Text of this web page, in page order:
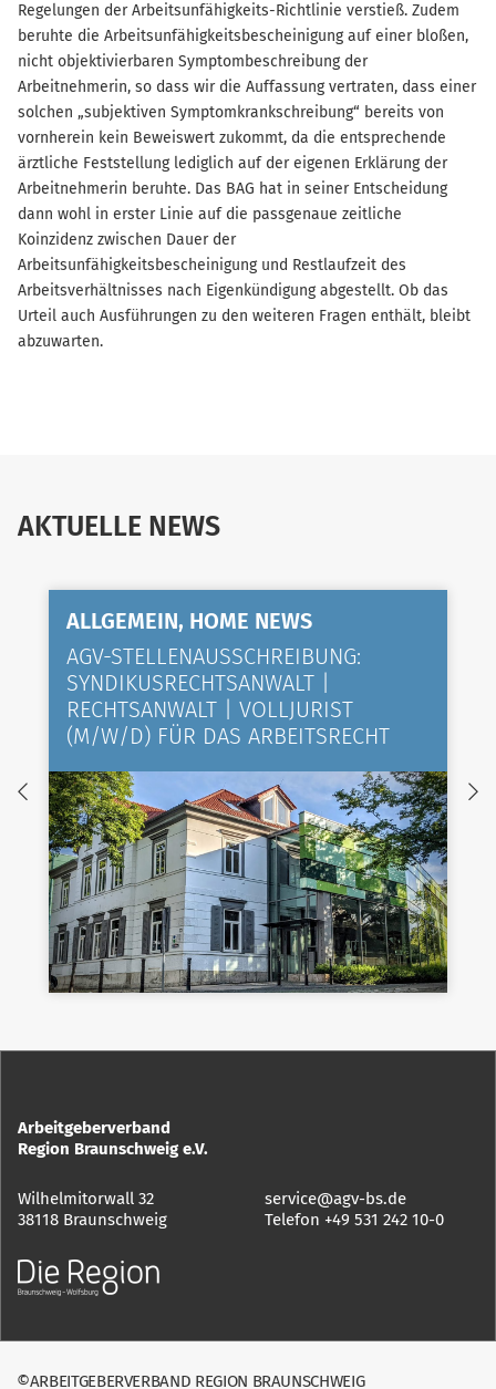
Regelungen der Arbeitsunfähigkeits-Richtlinie verstieß. Zudem
beruhte die Arbeitsunfähigkeitsbescheinigung auf einer bloßen,
nicht objektivierbaren Symptombeschreibung der
Arbeitnehmerin, so dass wir die Auffassung vertraten, dass einer
solchen „subjektiven Symptomkrankschreibung“ bereits von
vornherein kein Beweiswert zukommt, da die entsprechende
ärztliche Feststellung lediglich auf der eigenen Erklärung der
Arbeitnehmerin beruhte. Das BAG hat in seiner Entscheidung
dann wohl in erster Linie auf die passgenaue zeitliche
Koinzidenz zwischen Dauer der
Arbeitsunfähigkeitsbescheinigung und Restlaufzeit des
Arbeitsverhältnisses nach Eigenkündigung abgestellt. Ob das
Urteil auch Ausführungen zu den weiteren Fragen enthält, bleibt
abzuwarten.
AKTUELLE NEWS
ALLGEMEIN, HOME NEWS
AGV-STELLENAUSSCHREIBUNG:
SYNDIKUSRECHTSANWALT |
RECHTSANWALT | VOLLJURIST
(M/W/D) FÜR DAS ARBEITSRECHT
Arbeitgeberverband
Region Braunschweig e.V.
Wilhelmitorwall 32
38118 Braunschweig
service@agv-bs.de
Telefon +49 531 242 10-0
©ARBEITGEBERVERBAND REGION BRAUNSCHWEIG